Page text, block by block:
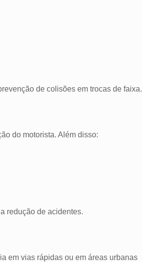
de colisões em trocas de faixa.
do motorista. Além disso:
redução de acidentes.
em vias rápidas ou em áreas urbanas